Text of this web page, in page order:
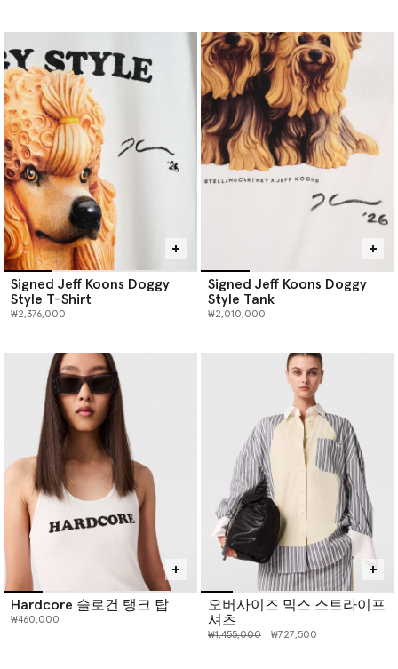
Signed Jeff Koons Doggy
Style T-Shirt
₩2,376,000
Signed Jeff Koons Doggy
Style Tank
₩2,010,000
Hardcore 슬로건 탱크 탑
₩460,000
오버사이즈 믹스 스트라이프
셔츠
인하 전 가격:
₩1,455,000인하된 가격:
₩727,500